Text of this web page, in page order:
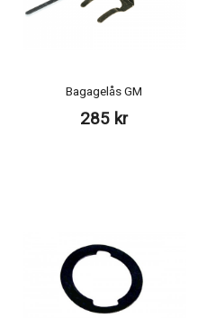
Bagagelås GM
285 kr